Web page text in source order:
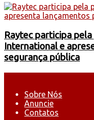
Raytec participa
International e
segurança pública
Sobre Nós
Anuncie
Contatos